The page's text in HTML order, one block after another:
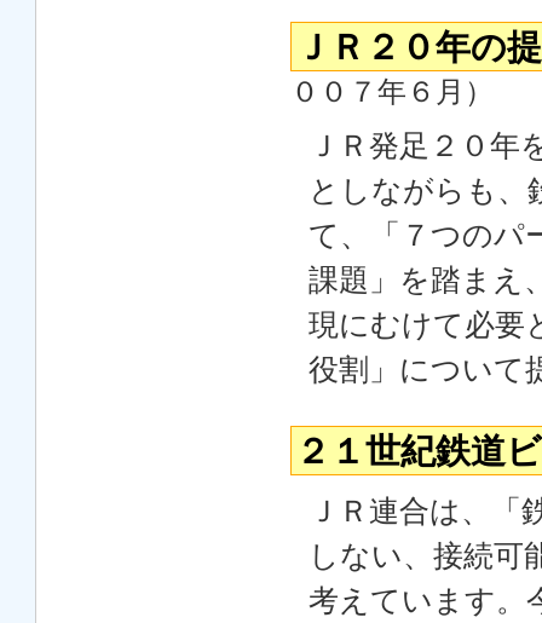
ＪＲ２０年の
００７年６月）
ＪＲ発足２０年
としながらも、
て、「７つのパ
課題」を踏まえ
現にむけて必要
役割」について
２１世紀鉄道
ＪＲ連合は、「
しない、接続可
考えています。